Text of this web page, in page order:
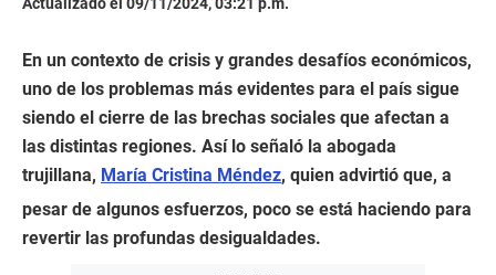
En un contexto de crisis y grandes desafíos económicos,
uno de los problemas más evidentes para el país sigue
siendo el cierre de las brechas sociales que afectan a
las distintas regiones. Así lo señaló la abogada
trujillana, María Cristina Méndez, quien advirtió que, a
pesar de algunos esfuerzos, poco se está haciendo para
revertir las profundas desigualdades.